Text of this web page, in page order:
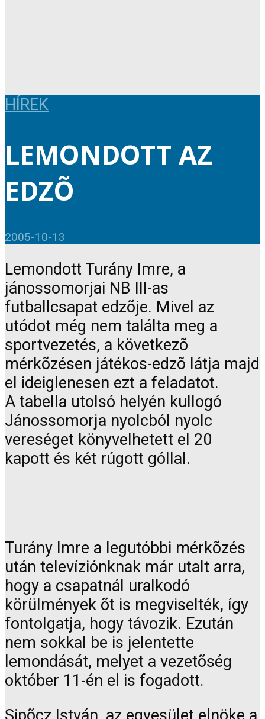
HÍREK
LEMONDOTT AZ
EDZÕ
2005-10-13
Lemondott Turány Imre, a
jánossomorjai NB III-as
futballcsapat edzõje. Mivel az
utódot még nem találta meg a
sportvezetés, a következõ
mérkõzésen játékos-edzõ látja majd
el ideiglenesen ezt a feladatot.
A tabella utolsó helyén kullogó
Jánossomorja nyolcból nyolc
vereséget könyvelhetett el 20
kapott és két rúgott góllal.
Turány Imre a legutóbbi mérkõzés
után televíziónknak már utalt arra,
hogy a csapatnál uralkodó
körülmények õt is megviselték, így
fontolgatja, hogy távozik. Ezután
nem sokkal be is jelentette
lemondását, melyet a vezetõség
október 11-én el is fogadott.